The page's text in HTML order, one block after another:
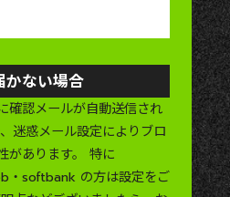
かない場合
確認メールが自動送信され
迷惑メール設定によりブロ
あります。
特に
softbank の方は設定をご